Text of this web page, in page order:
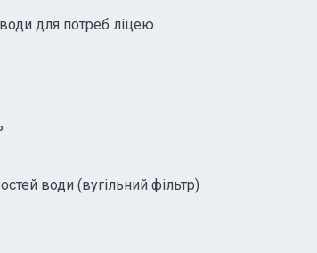
для потреб ліцею
води (вугільний фільтр)